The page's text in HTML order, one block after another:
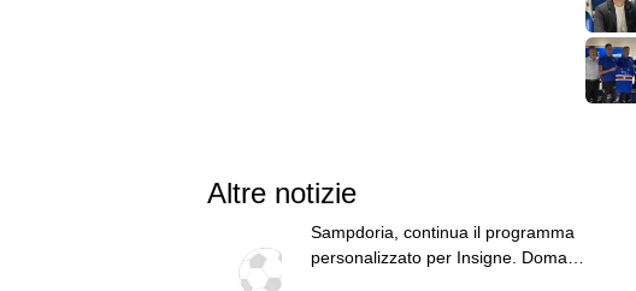
Altre notizie
Sampdoria, continua il programma
personalizzato per Insigne. Domani